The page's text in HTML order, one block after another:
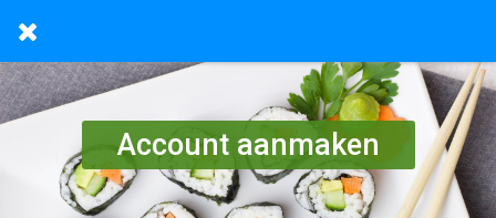
Account aanmaken